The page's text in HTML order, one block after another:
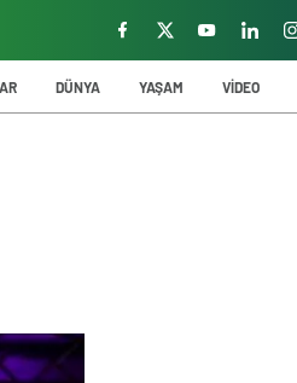
DÜNYA YAŞAM VİDEO